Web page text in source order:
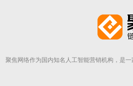
聚焦网络作为国内知名人工智能营销机构，是